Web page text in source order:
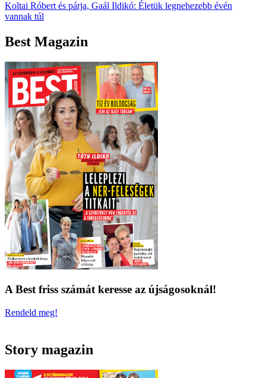
Koltai Róbert és párja, Gaál Ildikó: Életük legnehezebb évén
vannak túl
Best Magazin
A Best friss számát keresse az újságosoknál!
Rendeld meg!
Story magazin